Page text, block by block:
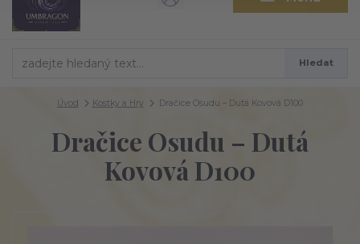
Hledat
Úvod Kostky a Hry Dračice Osudu – Dutá Kovová D100
Dračice Osudu – Dutá
Kovová D100